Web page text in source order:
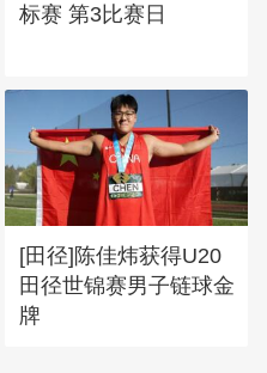
标赛 第3比赛日
[田径]陈佳炜获得U20
田径世锦赛男子链球金
牌